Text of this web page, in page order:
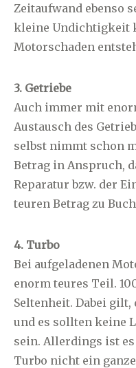
Zeitaufwand ebenso
kleine Undichtigkeit
Motorschaden
3. Getriebe
Auch immer mit
Austausch des
selbst nimmt schon
Betrag in Anspruch,
Reparatur bzw. der
teuren Betrag zu
4. Turbo
Bei aufgeladenen
enorm teures Teil.
Seltenheit. Dabei
und es sollten keine
sein. Allerdings ist es
Turbo nicht ein